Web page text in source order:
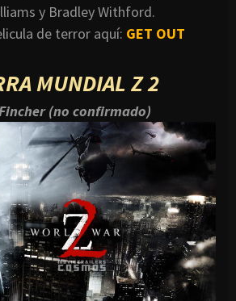
y Bradley Withford.
de terror aquí: GET OUT
MUNDIAL Z 2
(no confirmado)